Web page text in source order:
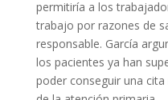
permitiría a los
trabajo por razones de
responsable. García
los pacientes ya han
poder conseguir una